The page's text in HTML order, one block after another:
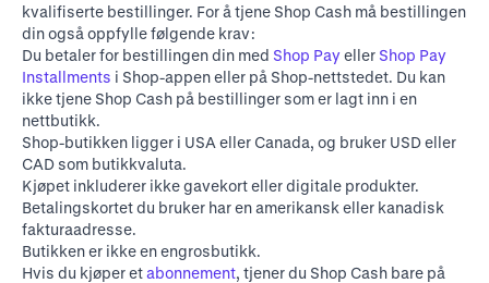
kvalifiserte bestillinger. For å tjene Shop Cash må bestillingen
din også oppfylle følgende krav:
Du betaler for bestillingen din med Shop Payeller Shop Pay
Installments i Shop-appen eller på Shop-nettstedet. Du kan
ikke tjene Shop Cash på bestillinger som er lagt inn i en
nettbutikk.
Shop-butikken ligger i USA eller Canada, og bruker USD eller
CAD som butikkvaluta.
Kjøpet inkluderer ikke gavekort eller digitale produkter.
Betalingskortet du bruker har en amerikansk eller kanadisk
fakturaadresse.
Butikken er ikke en engrosbutikk.
Hvis du kjøper etabonnement, tjener du Shop Cash bare på